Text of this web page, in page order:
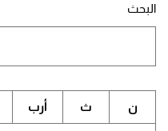
البحث
ن ث أرب